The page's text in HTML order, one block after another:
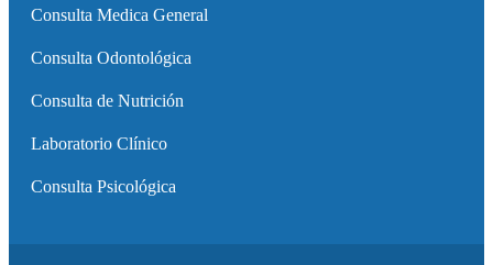
Consulta Medica General
Consulta Odontológica
Consulta de Nutrición
Laboratorio Clínico
Consulta Psicológica